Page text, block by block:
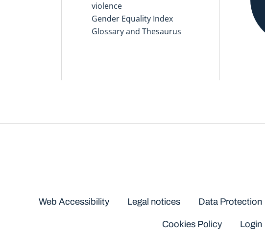
violence
Gender Equality Index
Glossary and Thesaurus
Web Accessibility Legal notices Data Protection
Cookies Policy Login